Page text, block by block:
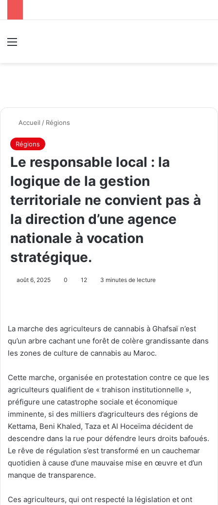
Accueil / Régions
Régions
Le responsable local : la
logique de la gestion
territoriale ne convient pas à
la direction d’une agence
nationale à vocation
stratégique.
août 6, 2025 0 12 3 minutes de lecture
La marche des agriculteurs de cannabis à Ghafsaï n’est
qu’un arbre cachant une forêt de colère grandissante dans
les zones de culture de cannabis au Maroc.
Cette marche, organisée en protestation contre ce que les
agriculteurs qualifient de « trahison institutionnelle »,
préfigure une catastrophe sociale et économique
imminente, si des milliers d’agriculteurs des régions de
Kettama, Beni Khaled, Taza et Al Hoceïma décident de
descendre dans la rue pour défendre leurs droits bafoués.
Le rêve de régulation s’est transformé en un cauchemar
quotidien à cause d’une mauvaise mise en œuvre et d’un
manque de transparence.
Ces agriculteurs, qui ont respecté la législation et ont